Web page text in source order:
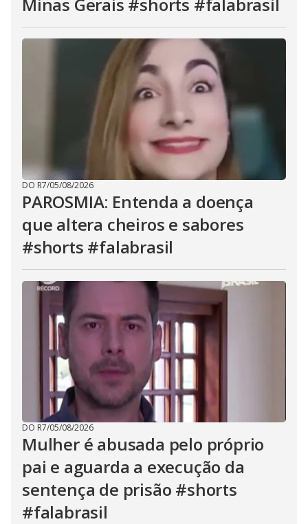
DO R7/05/08/2026
PAROSMIA: Entenda a doença
que altera cheiros e sabores
#shorts #falabrasil
DO R7/05/08/2026
Mulher é abusada pelo próprio
pai e aguarda a execução da
sentença de prisão #shorts
#falabrasil